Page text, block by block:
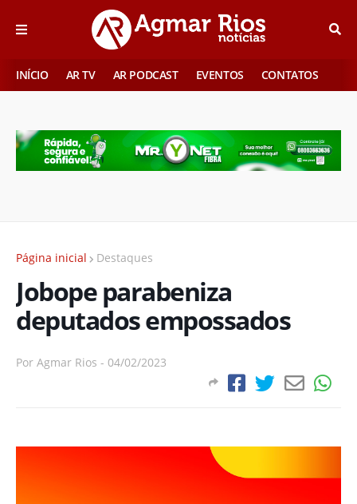
INÍCIO AR TV AR PODCAST EVENTOS CONTATOS
Página inicial Destaques
Jobope parabeniza
deputados empossados
Por Agmar Rios - 04/02/2023